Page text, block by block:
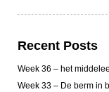
Recent Posts
Week 36 – het
Week 33 – De berm in